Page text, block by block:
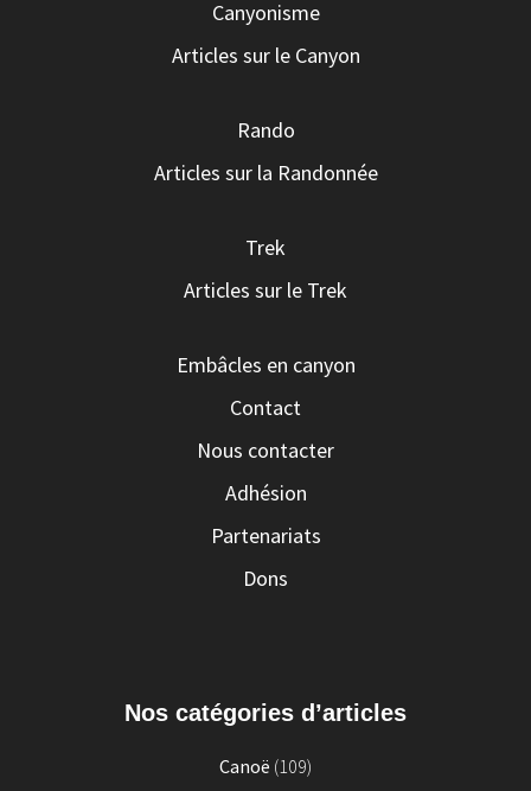
Canyonisme
Articles sur le Canyon
Rando
Articles sur la Randonnée
Trek
Articles sur le Trek
Embâcles en canyon
Contact
Nous contacter
Adhésion
Partenariats
Dons
Nos catégories d’articles
Canoë (109)